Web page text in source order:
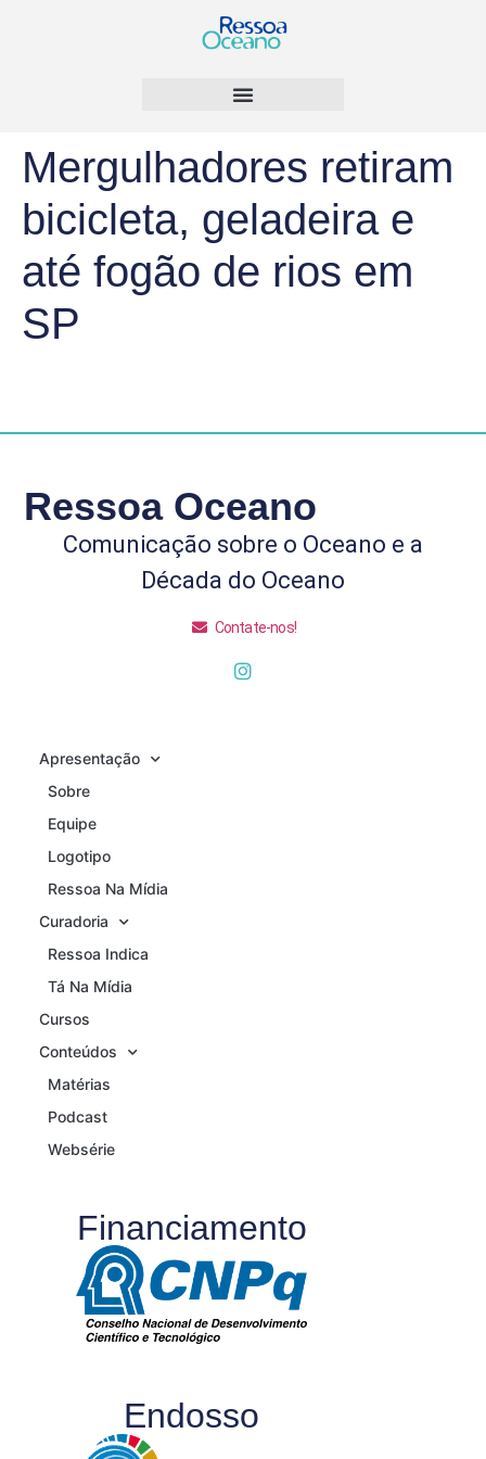
Mergulhadores retiram
bicicleta, geladeira e
até fogão de rios em
SP
Ressoa Oceano
Comunicação sobre o Oceano e a
Década do Oceano
Contate-nos!
Apresentação
Sobre
Equipe
Logotipo
Ressoa Na Mídia
Curadoria
Ressoa Indica
Tá Na Mídia
Cursos
Conteúdos
Matérias
Podcast
Websérie
Financiamento
Endosso